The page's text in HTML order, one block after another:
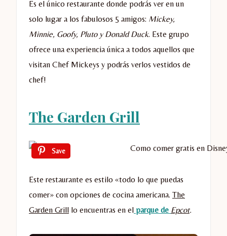
Es el único restaurante donde podrás ver en un
solo lugar a los fabulosos 5 amigos: Mickey,
Minnie, Goofy, Pluto y Donald Duck. Este grupo
ofrece una experiencia única a todos aquellos que
visitan Chef Mickeys y podrás verlos vestidos de
chef!
The Garden Grill
Save
Este restaurante es estilo «todo lo que puedas
comer» con opciones de cocina americana. The
Garden Grill lo encuentras en el parque de Epcot.